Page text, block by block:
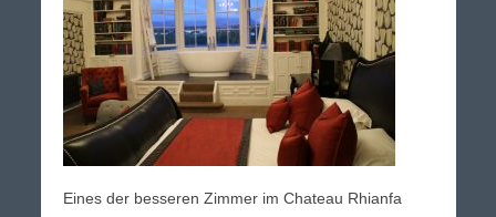
Eines der besseren Zimmer im Chateau Rhianfa